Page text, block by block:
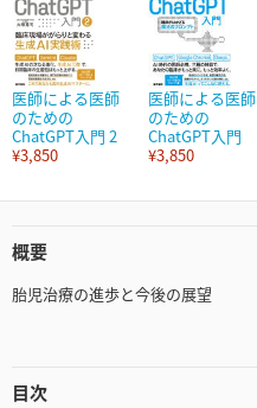
医師による医師
のための
ChatGPT入門 2
¥3,850
医師による医師
のための
ChatGPT入門
¥3,850
概要
胎児治療の進歩と今後の展望
目次